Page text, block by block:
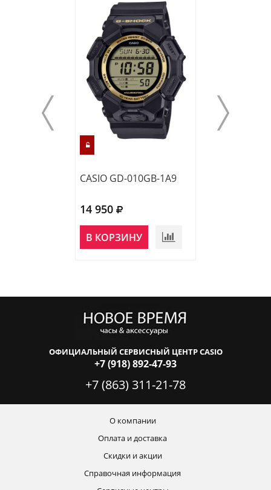
CASIO GD-010GB-1A9
14 950
В КОРЗИНУ
ОФИЦИАЛЬНЫЙ СЕРВИСНЫЙ ЦЕНТР CASIO
+7 (918) 892-47-93
+7 (863) 311-21-78
О компании
Оплата и доставка
Скидки и акции
Справочная информация